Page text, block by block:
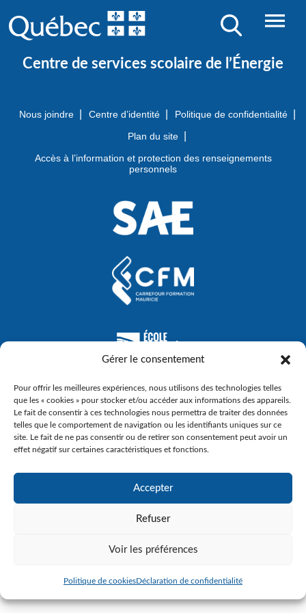
Gérer le consentement
Pour offrir les meilleures expériences, nous utilisons des technologies telles
que les « cookies » pour stocker et/ou accéder aux informations des appareils.
Le fait de consentir à ces technologies nous permettra de traiter des données
telles que le comportement de navigation ou les identifiants uniques sur ce
site. Le fait de ne pas consentir ou de retirer son consentement peut avoir un
effet négatif sur certaines caractéristiques et fonctions.
Accepter
Refuser
Voir les préférences
Politique de cookiesDéclaration de confidentialité
Centre de services scolaire de l’Énergie
CONTINUE
 ORGANISATION
NOS ÉCOLES
JE CHERCHE UNE ÉCOLE
Nous joindre Centre d’identité
Politique de confidentialité
Plan du site
Accès à l’information et protection des renseignements
personnels
Agence Web :Triaxe